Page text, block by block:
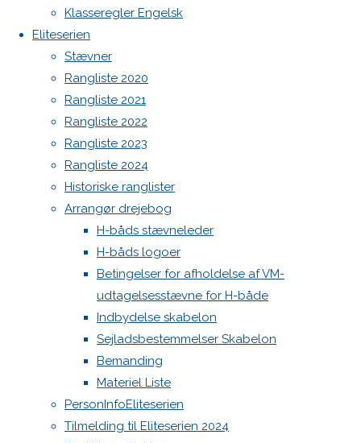
Klasseregler Engelsk
Eliteserien
Stævner
Rangliste 2020
Rangliste 2021
Rangliste 2022
Rangliste 2023
Rangliste 2024
Historiske ranglister
Arrangør drejebog
H-båds stævneleder
H-båds logoer
Betingelser for afholdelse af VM-
udtagelsesstævne for H-både
Indbydelse skabelon
Sejladsbestemmelser Skabelon
Bemanding
Materiel Liste
PersonInfoEliteserien
Tilmelding til Eliteserien 2024
Previous
image
Next
image
Skriv
et
svar
Din e-
mailadresse
vil ikke
blive
publiceret.
Krævede
Botnia 1987 DEN 613
Indlægsfeed
Kommentarfeed
Back
to
Top
Danske H-bådssejlere
ligaen
©Danske H-bådssejlere